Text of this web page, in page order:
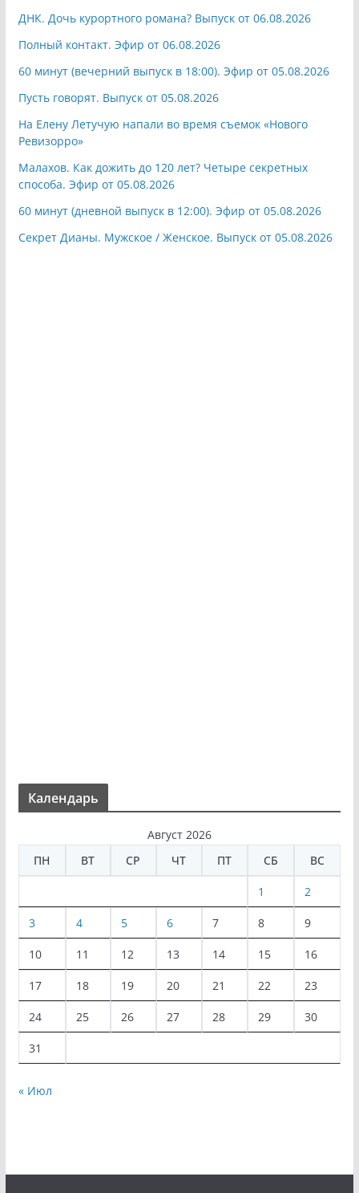
ДНК. Дочь курортного романа? Выпуск от 06.08.2026
Полный контакт. Эфир от 06.08.2026
60 минут (вечерний выпуск в 18:00). Эфир от 05.08.2026
Пусть говорят. Выпуск от 05.08.2026
На Елену Летучую напали во время съемок «Нового
Ревизорро»
Малахов. Как дожить до 120 лет? Четыре секретных
способа. Эфир от 05.08.2026
60 минут (дневной выпуск в 12:00). Эфир от 05.08.2026
Секрет Дианы. Мужское / Женское. Выпуск от 05.08.2026
Календарь
Август 2026
ПН
ВТ СР ЧТ ПТ СБ ВС
1 2
3 4 5 6 7 8 9
10 11 12 13 14 15 16
17 18 19 20 21 22 23
24 25 26 27 28 29 30
31
« Июл